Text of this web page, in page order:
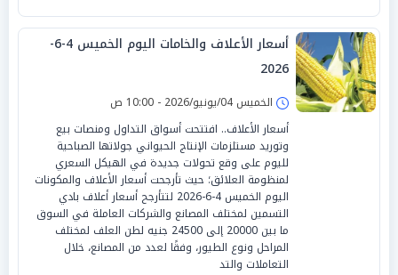
أسعار الأعلاف والخامات اليوم الخميس 4-6-
2026
الخميس 04/يونيو/2026 - 10:00 ص
أسعار الأعلاف.. افتتحت أسواق التداول ومنصات بيع
وتوريد مستلزمات الإنتاج الحيواني جولاتها الصباحية
لليوم على وقع تحولات جديدة في الهيكل السعري
لمنظومة العلائق؛ حيث تأرجحت أسعار الأعلاف والمكونات
اليوم الخميس 4-6-2026 لتتأرجح أسعار أعلاف بادي
التسمين لمختلف المصانع والشركات العاملة في السوق
ما بين 20000 إلى 24500 جنيه لطن العلف لمختلف
المراحل ونوع الطيور، وفقًا لعدد من المصانع، خلال
التعاملات والتد